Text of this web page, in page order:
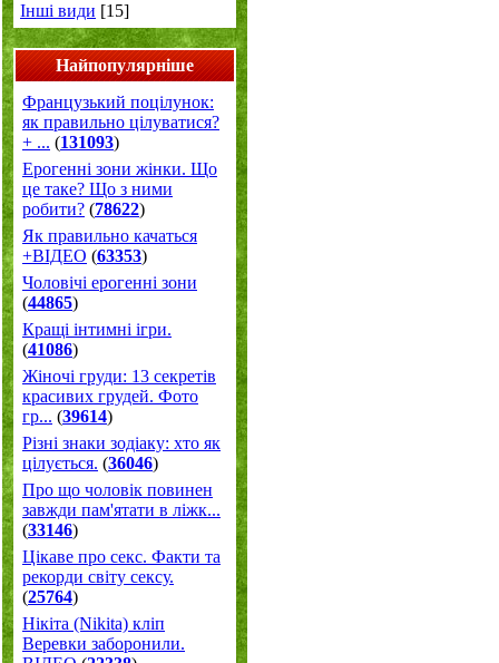
Інші види [15]
Найпопулярніше
Французький поцілунок:
як правильно цілуватися?
+ ... (131093)
Ерогенні зони жінки. Що
це таке? Що з ними
робити? (78622)
Як правильно качаться
+ВІДЕО (63353)
Чоловічі ерогенні зони
(44865)
Кращі інтимні ігри.
(41086)
Жіночі груди: 13 секретів
красивих грудей. Фото
гр... (39614)
Різні знаки зодіаку: хто як
цілується. (36046)
Про що чоловік повинен
завжди пам'ятати в ліжк...
(33146)
Цікаве про секс. Факти та
рекорди світу сексу.
(25764)
Нікіта (Nikita) кліп
Веревки заборонили.